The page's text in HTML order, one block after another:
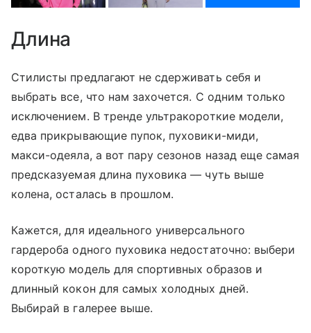
Длина
Стилисты предлагают не сдерживать себя и
выбрать все, что нам захочется. С одним только
исключением. В тренде ультракороткие модели,
едва прикрывающие пупок, пуховики-миди,
макси-одеяла, а вот пару сезонов назад еще самая
предсказуемая длина пуховика — чуть выше
колена, осталась в прошлом.
Кажется, для идеального универсального
гардероба одного пуховика недостаточно: выбери
короткую модель для спортивных образов и
длинный кокон для самых холодных дней.
Выбирай в галерее выше.